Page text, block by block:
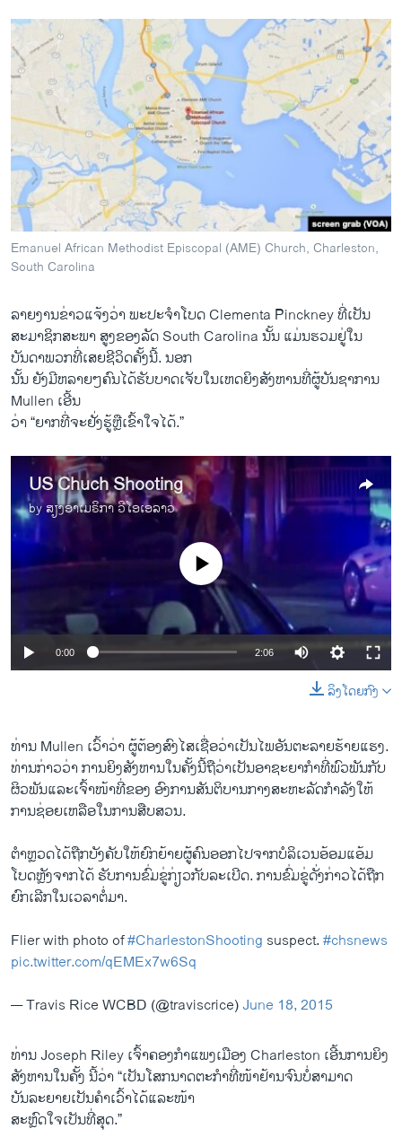
Emanuel African Methodist Episcopal (AME) Church, Charleston,
South Carolina
ລາຍງານຂ່າວແຈ້ງວ່າ ພະປະຈຳໂບດ Clementa Pinckney ທີ່ເປັນ
ສະມາຊິກສະພາ ສູງຂອງລັດ South Carolina ນັ້ນ ແມ່ນຮວມຢູ່ໃນ
ບັນດາພວກທີ່ເສຍຊີວິດຄັ້ງນີ້. ນອກ
ນັ້ນ ຍັງມີຫລາຍໆຄົນໄດ້ຮັບບາດເຈັບໃນເຫດຍິງສັງຫານທີ່ຜູ້ບັນຊາການ
Mullen ເອີ້ນ
ວ່າ “ຍາກທີ່ຈະຢັ່ງຮູ້ຫຼືເຂົ້າໃຈໄດ້.”
US Chuch Shooting
byສຽງອາເມຣິກາ ວີໂອເອລາວ
No media source currently available
0:00 2:06
ລິງໂດຍກົງ
ທ່ານ Mullen ເວົ້າວ່າ ຜູ້ຕ້ອງສົງໄສເຊື່ອວ່າເປັນໄພອັນຕະລາຍຮ້າຍແຮງ.
ທ່ານກ່າວວ່າ ການຍິງສັງຫານໃນຄັ້ງນີ້ຖືວ່າເປັນອາຊະຍາກຳທີ່ພົວພັນກັບ
ຜິວພັນແລະເຈົ້າໜ້າທີ່ຂອງ ອົງການສັນຕິບານກາງສະຫະລັດກຳລັງໃຫ້
ການຊ່ອຍເຫລືອໃນການສືບສວນ.
ຕຳຫຼວດໄດ້ຖືກບັງຄັບໃຫ້ຍົກຍ້າຍຜູ້ຄົນອອກໄປຈາກບໍລິເວນອ້ອມແອ້ມ
ໂບດຫຼັງຈາກໄດ້ ຮັບການຂົ່ມຂູ່ກ່ຽວກັບລະເບີດ. ການຂົ່ມຂູ່ດັ່ງກ່າວໄດ້ຖືກ
ຍົກເລີກໃນເວລາຕໍ່ມາ.
Flier with photo of#CharlestonShooting suspect.#chsnews
pic.twitter.com/qEMEx7w6Sq
— Travis Rice WCBD (@traviscrice)June 18, 2015
ທ່ານ Joseph Riley ເຈົ້າຄອງກຳແພງເມືອງ Charleston ເອີ້ນການຍິງ
ສັງຫານໃນຄັ້ງ ນີ້ວ່າ “ເປັນໂສກນາດຕະກຳທີ່ໜ້າຢ້ານຈົນບໍ່ສາມາດ
ບັນລະຍາຍເປັນຄຳເວົ້າໄດ້ແລະໜ້າ
ສະຫຼົດໃຈເປັນທີ່ສຸດ.”